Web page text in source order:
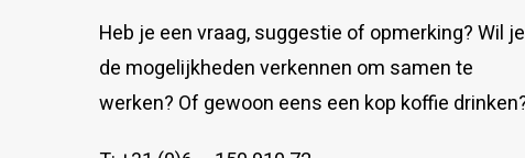
Heb je een vraag, suggestie of opmerking? Wil je
de mogelijkheden verkennen om samen te
werken? Of gewoon eens een kop koffie